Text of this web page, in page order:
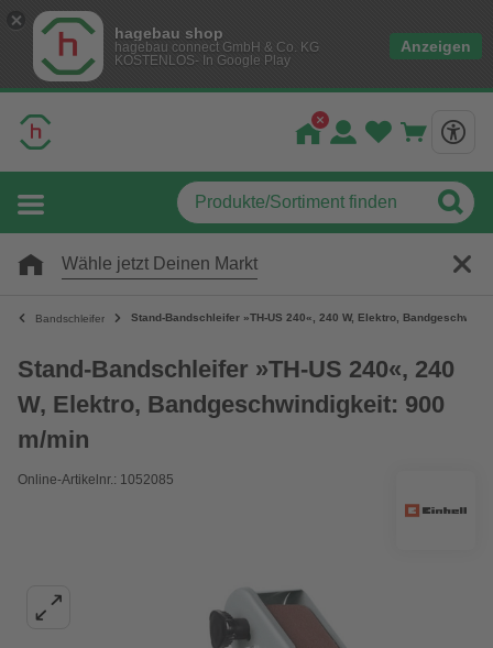
hagebau shop
hagebau connect GmbH & Co. KG
KOSTENLOS- In Google Play
Anzeigen
Wähle jetzt Deinen Markt
Bandschleifer Stand-Bandschleifer »TH-US 240«, 240 W, Elektro,
Stand-Bandschleifer »TH-US 240«, 240
W, Elektro, Bandgeschwindigkeit: 900
m/min
Online-Artikelnr.: 1052085